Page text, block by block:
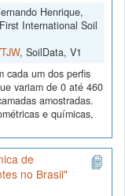
Henrique,
International Soil
, SoilData, V1
cada um dos perfis
variam de 0 até 460
amostradas.
e químicas,
de
no Brasil"